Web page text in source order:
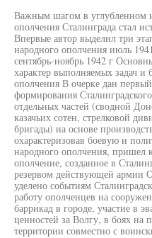
Важным шагом в углубленном
ополчения Сталинграда стал
Впервые автор выделил три
народного ополчения июль
сентябрь-ноябрь 1942 г
характер выполняемых задач и
ополчения В очерке дан
формирования
отдельных частей (сводной
казачьих сотен, стрелковой
бригады) на основе
охарактеризовав боевую и
народного ополчения, пришел
ополчение, созданное в
резервом действующей армии
уделено событиям
работу ополченцев на
баррикад в городе, участие в
ценностей за Волгу, в боях на
территории совместно с